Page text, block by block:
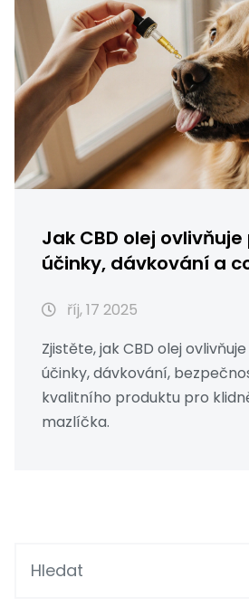
Jak CBD olej
účinky, dávkování a
říj, 17 2025
Zjistěte, jak CBD olej
účinky, dávkování,
kvalitního produktu pro
mazlíčka.